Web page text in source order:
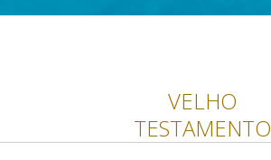
VELHO
TESTAMENTO